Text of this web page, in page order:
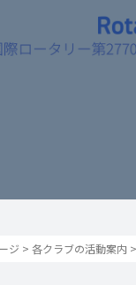
ジ > 各クラブの活動案内 >